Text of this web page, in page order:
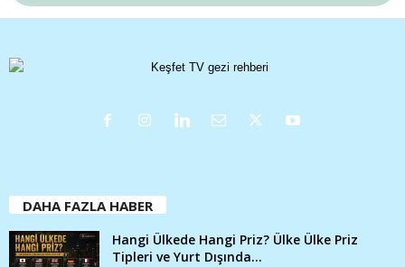
DAHA FAZLA HABER
Hangi Ülkede Hangi Priz? Ülke Ülke Priz
Tipleri ve Yurt Dışında...